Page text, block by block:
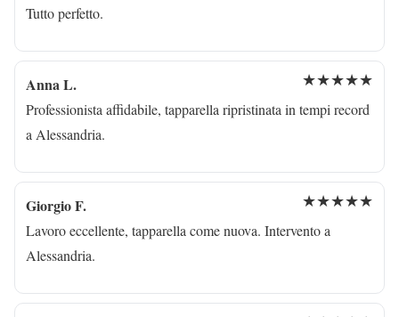
Tutto perfetto.
Anna L. ★★★★★
Professionista affidabile, tapparella ripristinata in tempi record
a Alessandria.
Giorgio F. ★★★★★
Lavoro eccellente, tapparella come nuova. Intervento a
Alessandria.